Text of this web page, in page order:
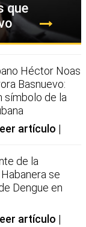
que
Héctor Noas
Basnuevo:
símbolo de la
artículo
de la
se
Dengue en
artículo